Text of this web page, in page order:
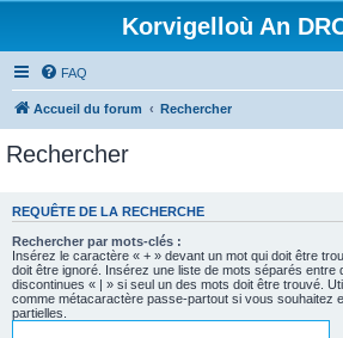
Korvigelloù An
FAQ
Accueil du forum Rechercher
Rechercher
REQUÊTE DE LA RECHERCHE
Rechercher par mots-clés :
Insérez le caractère « + » devant un mot qui doit être
doit être ignoré. Insérez une liste de mots séparés entre
discontinues « | » si seul un des mots doit être trouvé.
comme métacaractère passe-partout si vous souhaitez
partielles.